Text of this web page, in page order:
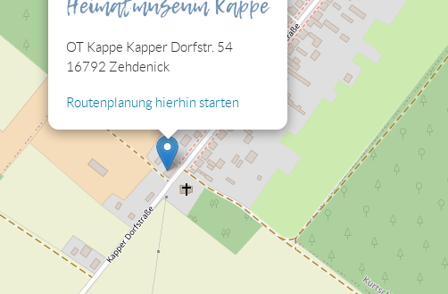
OT Kappe Kapper Dorfstr. 54
16792 Zehdenick
Routenplanung hierhin starten